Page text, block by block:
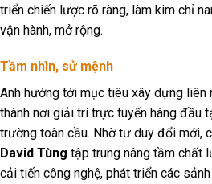
triển chiến lược rõ ràng, làm kim chỉ
vận hành, mở rộng.
Tầm nhìn, sử mệnh
Anh hướng tới mục tiêu xây dựng liên
thành nơi giải trí trực tuyến hàng đầu
trường toàn cầu. Nhờ tư duy đổi mới,
David Tùng tập trung nâng tầm chất
cải tiến công nghệ, phát triển các